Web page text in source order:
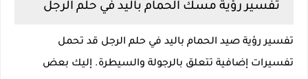
تفسير رؤية مسك الحمام باليد في حلم الرجل
تفسير رؤية صيد الحمام باليد في حلم الرجل قد تحمل
تفسيرات إضافية تتعلق بالرجولة والسيطرة. إليك بعض